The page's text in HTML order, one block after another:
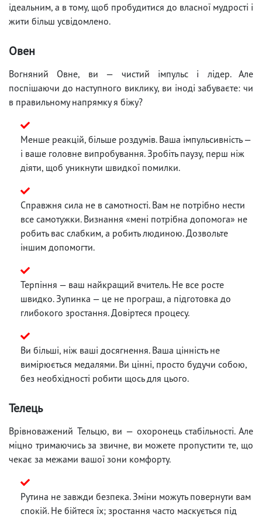
ідеальним, а в тому, щоб пробудитися до власної мудрості і
жити більш усвідомлено.
Овен
Вогняний Овне, ви — чистий імпульс і лідер. Але
поспішаючи до наступного виклику, ви іноді забуваєте: чи
в правильному напрямку я біжу?
Менше реакцій, більше роздумів. Ваша імпульсивність —
і ваше головне випробування. Зробіть паузу, перш ніж
діяти, щоб уникнути швидкої помилки.
Справжня сила не в самотності. Вам не потрібно нести
все самотужки. Визнання «мені потрібна допомога» не
робить вас слабким, а робить людиною. Дозвольте
іншим допомогти.
Терпіння — ваш найкращий вчитель. Не все росте
швидко. Зупинка — це не програш, а підготовка до
глибокого зростання. Довіртеся процесу.
Ви більші, ніж ваші досягнення. Ваша цінність не
вимірюється медалями. Ви цінні, просто будучи собою,
без необхідності робити щось для цього.
Телець
Врівноважений Тельцю, ви — охоронець стабільності. Але
міцно тримаючись за звичне, ви можете пропустити те, що
чекає за межами вашої зони комфорту.
Рутина не завжди безпека. Зміни можуть повернути вам
спокій. Не бійтеся їх; зростання часто маскується під